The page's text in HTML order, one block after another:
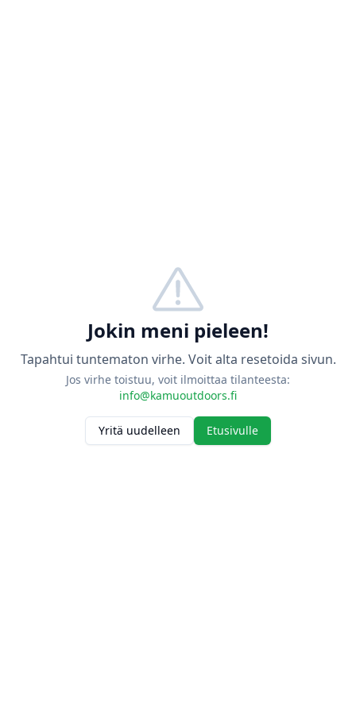
Jokin meni pieleen!
Tapahtui tuntematon virhe. Voit alta resetoida sivun.
Jos virhe toistuu, voit ilmoittaa tilanteesta:
info@kamuoutdoors.fi
Yritä uudelleen Etusivulle